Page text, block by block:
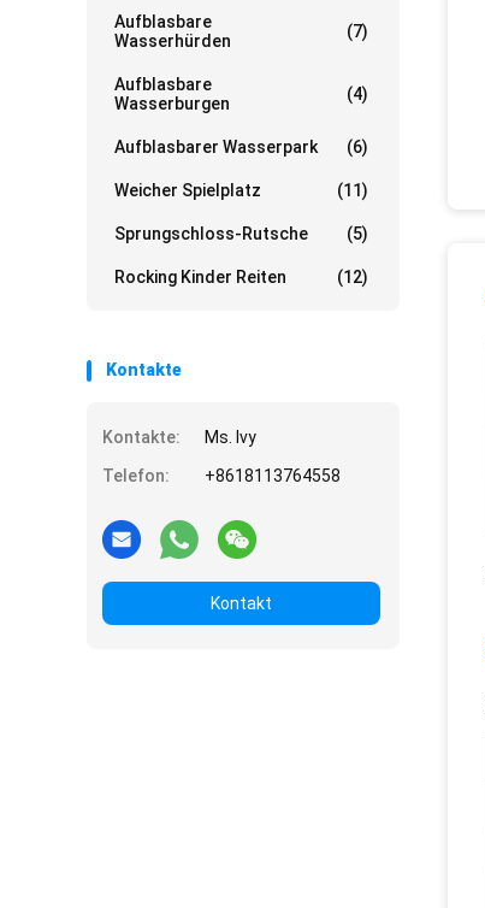
Aufblasbare
Wasserhürden
(7)
Aufblasbare
Wasserburgen
(4)
Aufblasbarer Wasserpark (6)
Weicher Spielplatz (11)
Sprungschloss-Rutsche (5)
Rocking Kinder Reiten (12)
Kontakte
Kontakte:
Ms. Ivy
Telefon:
+8618113764558
Kontakt